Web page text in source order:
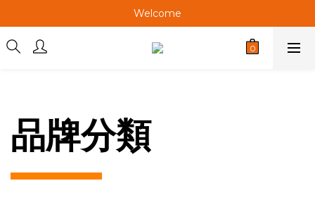
Welcome
Welcome
Welcome
品牌分類